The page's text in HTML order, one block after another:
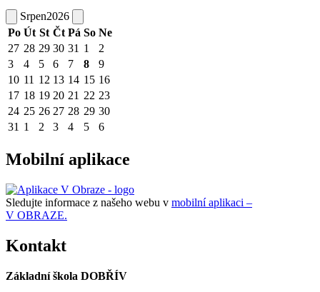
Srpen2026
Po Út St Čt Pá So Ne
27 28 29 30 31 1
2
3
4 5 6 7 8
9
10 11 12 13 14 15 16
17 18 19 20 21 22 23
24 25 26 27 28 29 30
31 1 2 3 4 5 6
Mobilní aplikace
Sledujte informace z našeho webu v mobilní aplikaci –
V OBRAZE.
Kontakt
Základní škola DOBŘÍV